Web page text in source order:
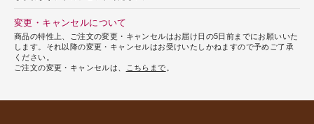
変更・キャンセルについて
商品の特性上、ご注文の変更・キャンセルはお届け日の5日前までにお願いいた
します。それ以降の変更・キャンセルはお受けいたしかねますので予めご了承
ください。
ご注文の変更・キャンセルは、
こちらまで